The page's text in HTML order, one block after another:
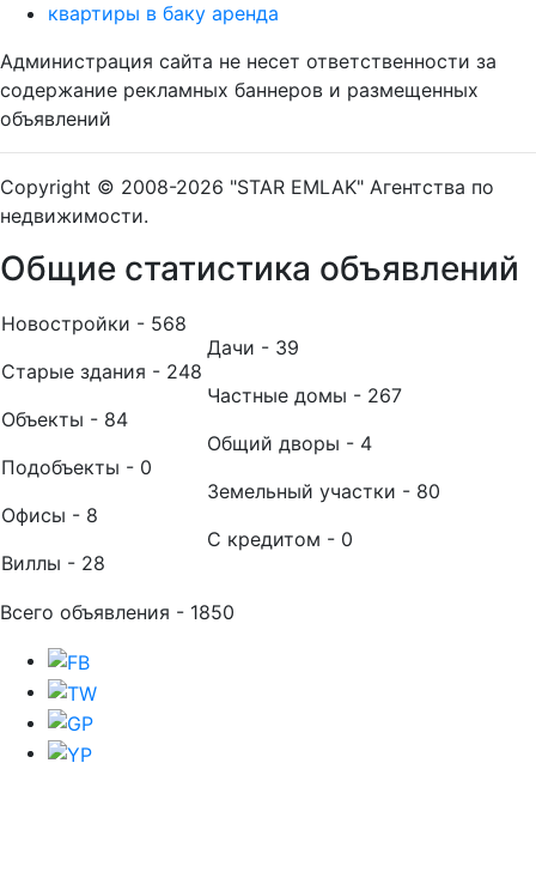
квартиры в баку аренда
Администрация сайта не несет ответственности за
содержание рекламных баннеров и размещенных
объявлений
Copyright © 2008-2026 "STAR EMLAK" Агентства по
недвижимости.
Общие статистика объявлений
Новостройки - 568
Старые здания - 248
Объекты - 84
Подобъекты - 0
Офисы - 8
Виллы - 28
Дачи - 39
Частные домы - 267
Общий дворы - 4
Земельный участки - 80
С кредитом - 0
Всего объявления - 1850